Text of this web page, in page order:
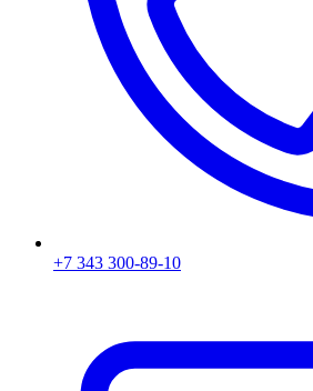
+7 343 300-89-10